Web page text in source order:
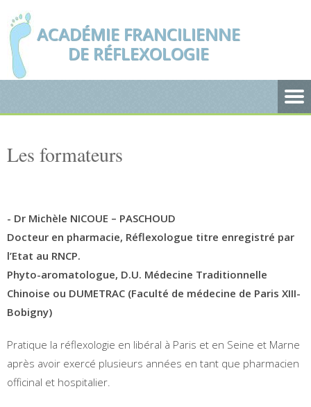
ACADÉMIE FRANCILIENNE
DE RÉFLEXOLOGIE
Les formateurs
- Dr Michèle NICOUE – PASCHOUD
Docteur en pharmacie, Réflexologue titre enregistré par
l’Etat au RNCP.
Phyto-aromatologue, D.U. Médecine Traditionnelle
Chinoise ou DUMETRAC (Faculté de médecine de Paris XIII-
Bobigny)
Pratique la réflexologie en libéral à Paris et en Seine et Marne
après avoir exercé plusieurs années en tant que pharmacien
officinal et hospitalier.